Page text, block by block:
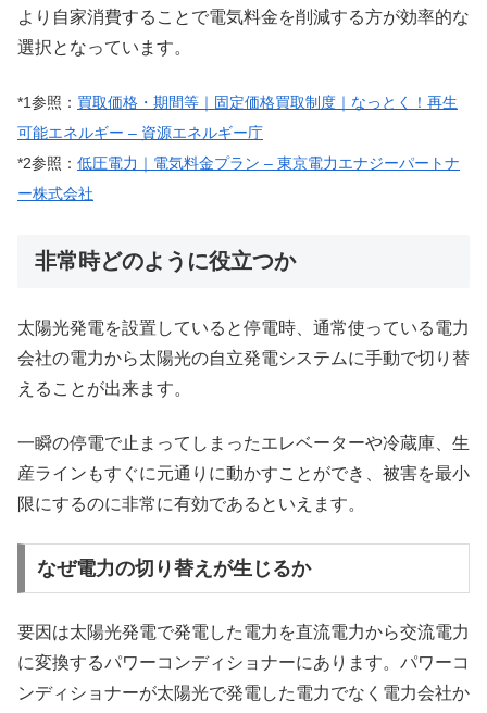
より自家消費することで電気料金を削減する方が効率的な
選択となっています。
*1参照： 買取価格・期間等｜固定価格買取制度｜なっとく！再生
可能エネルギー – 資源エネルギー庁
*2参照： 低圧電力｜電気料金プラン – 東京電力エナジーパートナ
ー株式会社
非常時どのように役立つか
太陽光発電を設置していると停電時、通常使っている電力
会社の電力から太陽光の自立発電システムに手動で切り替
えることが出来ます。
一瞬の停電で止まってしまったエレベーターや冷蔵庫、生
産ラインもすぐに元通りに動かすことができ、被害を最小
限にするのに非常に有効であるといえます。
なぜ電力の切り替えが生じるか
要因は太陽光発電で発電した電力を直流電力から交流電力
に変換するパワーコンディショナーにあります。パワーコ
ンディショナーが太陽光で発電した電力でなく電力会社か